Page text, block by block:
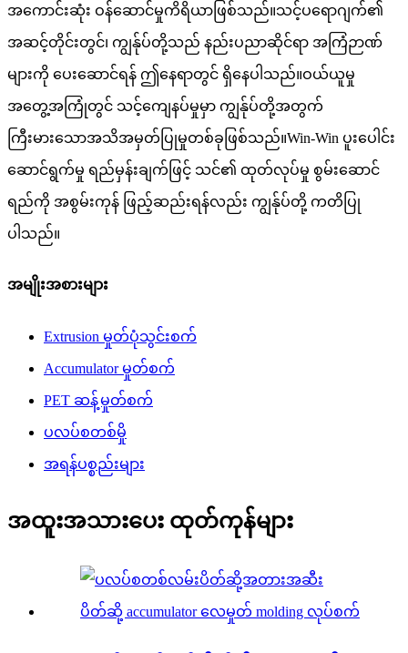
အကောင်းဆုံး ဝန်ဆောင်မှုကိရိယာဖြစ်သည်။သင့်ပရောဂျက်၏
အဆင့်တိုင်းတွင်၊ ကျွန်ုပ်တို့သည် နည်းပညာဆိုင်ရာ အကြံဉာဏ်
များကို ပေးဆောင်ရန် ဤနေရာတွင် ရှိနေပါသည်။ဝယ်ယူမှု
အတွေ့အကြုံတွင် သင့်ကျေနပ်မှုမှာ ကျွန်ုပ်တို့အတွက်
ကြီးမားသောအသိအမှတ်ပြုမှုတစ်ခုဖြစ်သည်။Win-Win ပူးပေါင်း
ဆောင်ရွက်မှု ရည်မှန်းချက်ဖြင့် သင်၏ ထုတ်လုပ်မှု စွမ်းဆောင်
ရည်ကို အစွမ်းကုန် ဖြည့်ဆည်းရန်လည်း ကျွန်ုပ်တို့ ကတိပြု
ပါသည်။
အမျိုးအစားများ
Extrusion မှုတ်ပုံသွင်းစက်
Accumulator မှုတ်စက်
PET ဆန့်မှုတ်စက်
ပလပ်စတစ်မှို
အရန်ပစ္စည်းများ
အထူးအသားပေး ထုတ်ကုန်များ